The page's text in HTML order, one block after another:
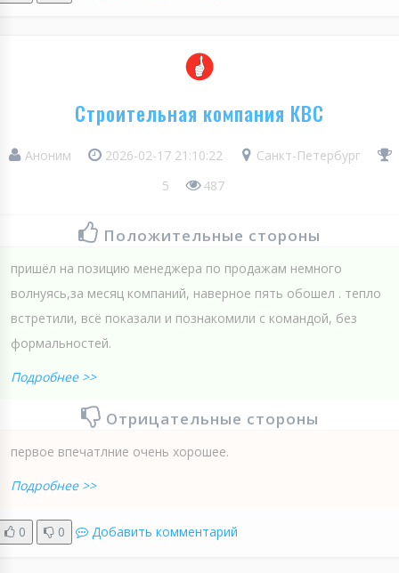
Строительная компания КВС
Аноним 2026-02-17 21:10:22
Санкт-Петербург
5
487
Положительные стороны
пришёл на позицию менеджера по продажам немного
волнуясь,за месяц компаний, наверное пять обошел . тепло
встретили, всё показали и познакомили с командой, без
формальностей.
Подробнее >>
Отрицательные стороны
первое впечатлние очень хорошее.
Подробнее >>
0 0 Добавить комментарий